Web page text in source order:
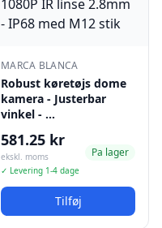
MARCA BLANCA
Robust køretøjs dome
kamera - Justerbar
vinkel - …
581.25 kr
ekskl. moms
✓ Levering 1-4 dage
Pa lager
Tilføj